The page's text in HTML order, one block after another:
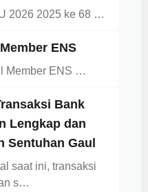
2026 2025 ke 68 …
ENS
Member ENS …
Bank
Lengkap dan
Sentuhan Gaul
saat ini, transaksi
s…